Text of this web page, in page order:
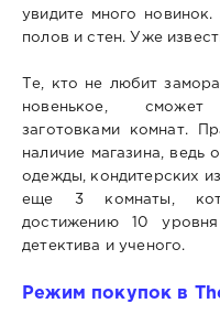
увидите много
полов и стен. Уже
Те, кто не любит
новенькое, сможет
заготовками комнат.
наличие магазина, ведь
одежды, кондитерских
еще 3 комнаты,
достижению 10
детектива и ученого.
Режим покупок в